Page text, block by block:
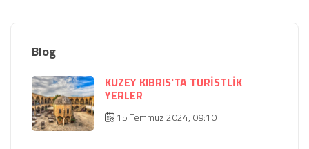
Blog
KUZEY KIBRIS'TA TURİSTLİK
YERLER
15 Temmuz 2024, 09:10